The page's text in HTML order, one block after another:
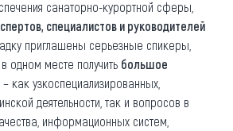
санаторно-курортной сферы,
специалистов и руководителей
приглашены серьезные спикеры,
одном месте получить большое
– как узкоспециализированных,
деятельности, так и вопросов в
информационных систем,